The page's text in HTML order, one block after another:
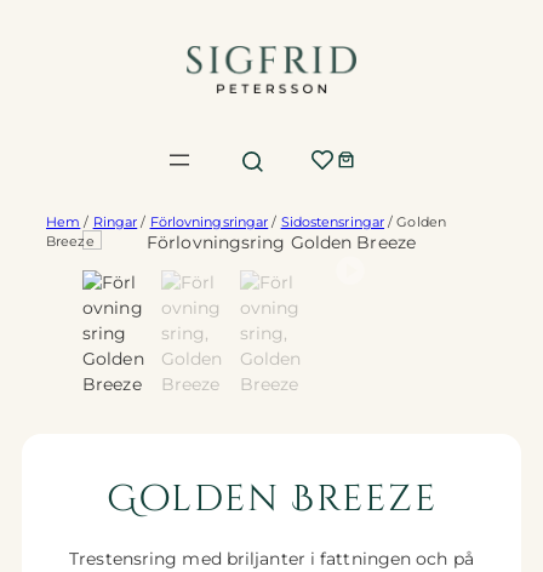
Hem / Ringar / Förlovningsringar / Sidostensringar / Golden
Breeze
Golden Breeze
Trestensring med briljanter i fattningen och på